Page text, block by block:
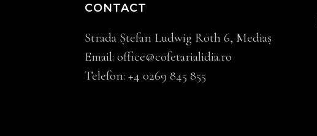
CONTACT
Strada Ştefan Ludwig Roth 6, Mediaș
Email:office@cofetarialidia.ro
Telefon:+40269 845 855